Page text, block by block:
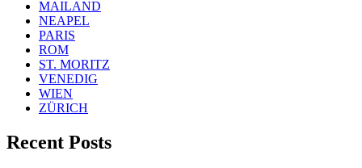
MAILAND
NEAPEL
PARIS
ROM
ST. MORITZ
VENEDIG
WIEN
ZÜRICH
Recent Posts